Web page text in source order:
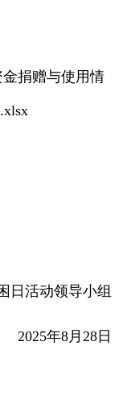
金捐赠与使用情
日活动领导小组
2025年8月28日